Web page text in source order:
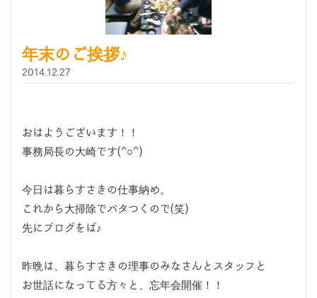
年末のご挨拶♪
2014.12.27
おはようございます！！
事務局長の大崎です(^○^)
今日は暮らすさきの仕事納め。
これから大掃除でバタつくので(笑)
先にブログをば♪
昨晩は、暮らすさきの理事のみなさんとスタッフと
お世話になってる方々と、忘年会開催！！